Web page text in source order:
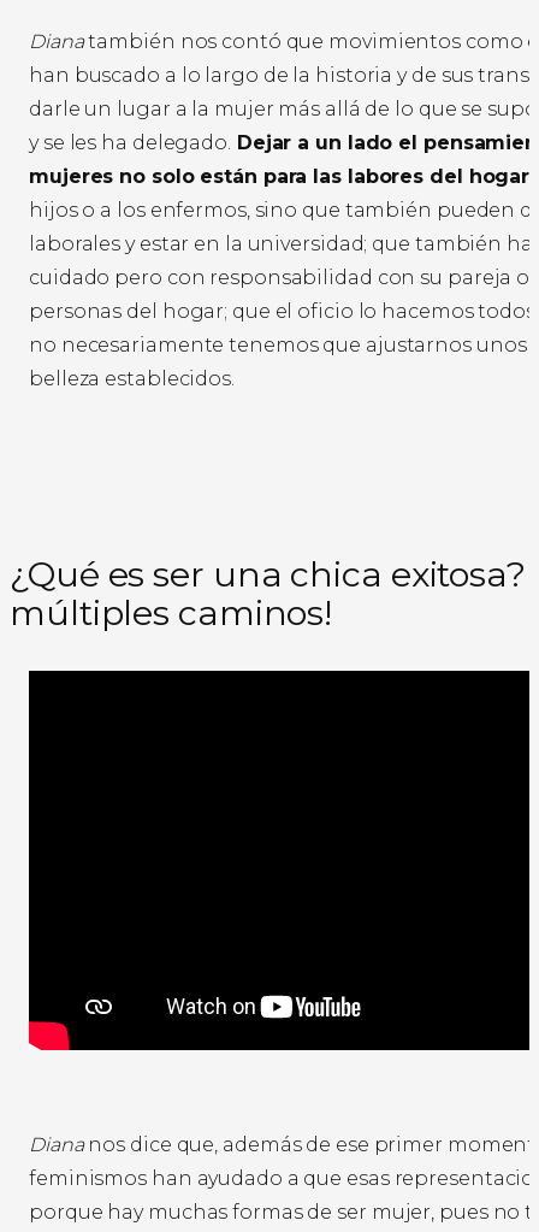
Dianatambién nos contó que movimientos como
han buscado a lo largo de la historia y de sus
darle un lugar a la mujer más allá de lo que se
y se les ha delegado. Dejar a un lado el
mujeres no solo están para las labores del hogar,
hijos o a los enfermos, sino que también pueden
laborales y estar en la universidad; que también
cuidado pero con responsabilidad con su pareja o
personas del hogar; que el oficio lo hacemos todos
no necesariamente tenemos que ajustarnos unos
belleza establecidos.
¿Qué es ser una chica exitosa?
múltiples caminos!
Diananos dice que, además de ese primer
feminismos han ayudado a que esas
porque hay muchas formas de ser mujer, pues no